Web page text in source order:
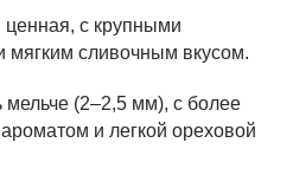
с крупными
мягким сливочным вкусом.
(2–2,5 мм), с более
и легкой ореховой